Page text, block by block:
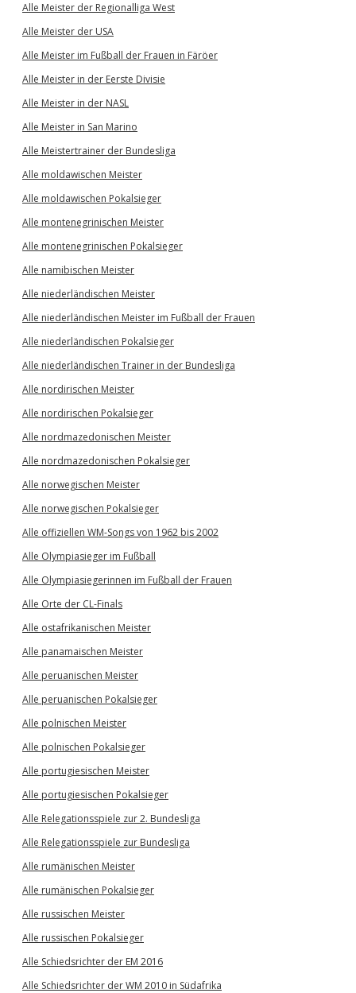
Alle Meister der Regionalliga West
Alle Meister der USA
Alle Meister im Fußball der Frauen in Färöer
Alle Meister in der Eerste Divisie
Alle Meister in der NASL
Alle Meister in San Marino
Alle Meistertrainer der Bundesliga
Alle moldawischen Meister
Alle moldawischen Pokalsieger
Alle montenegrinischen Meister
Alle montenegrinischen Pokalsieger
Alle namibischen Meister
Alle niederländischen Meister
Alle niederländischen Meister im Fußball der Frauen
Alle niederländischen Pokalsieger
Alle niederländischen Trainer in der Bundesliga
Alle nordirischen Meister
Alle nordirischen Pokalsieger
Alle nordmazedonischen Meister
Alle nordmazedonischen Pokalsieger
Alle norwegischen Meister
Alle norwegischen Pokalsieger
Alle offiziellen WM-Songs von 1962 bis 2002
Alle Olympiasieger im Fußball
Alle Olympiasiegerinnen im Fußball der Frauen
Alle Orte der CL-Finals
Alle ostafrikanischen Meister
Alle panamaischen Meister
Alle peruanischen Meister
Alle peruanischen Pokalsieger
Alle polnischen Meister
Alle polnischen Pokalsieger
Alle portugiesischen Meister
Alle portugiesischen Pokalsieger
Alle Relegationsspiele zur 2. Bundesliga
Alle Relegationsspiele zur Bundesliga
Alle rumänischen Meister
Alle rumänischen Pokalsieger
Alle russischen Meister
Alle russischen Pokalsieger
Alle Schiedsrichter der EM 2016
Alle Schiedsrichter der WM 2010 in Südafrika